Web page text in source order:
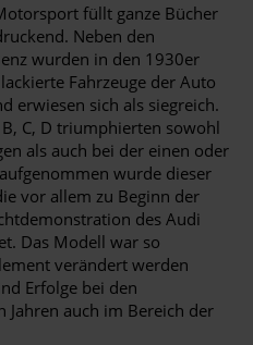
füllt ganze Bücher
Neben den
wurden in den 1930er
Fahrzeuge der Auto
erwiesen sich als siegreich.
C, D triumphierten sowohl
als auch bei der einen oder
wurde dieser
vor allem zu Beginn der
des Audi
Das Modell war so
verändert werden
Erfolge bei den
Jahren auch im Bereich der